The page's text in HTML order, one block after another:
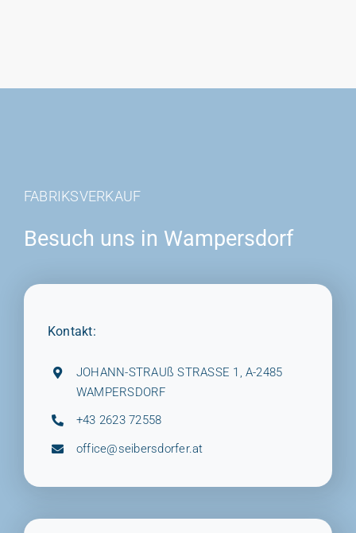
FABRIKSVERKAUF
Besuch uns in Wampersdorf
Kontakt:
JOHANN-STRAUß STRASSE 1, A-2485
WAMPERSDORF
+43 2623 72558
office@seibersdorfer.at